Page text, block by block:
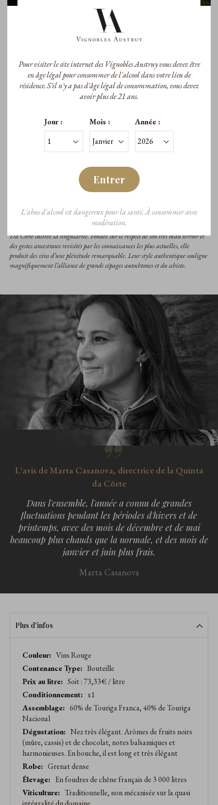
Pour visiter le site internet des Vignobles Austruy vous devez être
en âge légal pour consommer de l'alcool dans votre lieu de
résidence. S'il n'y a pas d'âge légal de consommation, vous devez
avoir plus de 21 ans.
Jour : Mois : Année :
Entrer
L'abus d'alcool est dangereux pour la santé. À consommer avec
modération.
Située dans le triangle d’or des quintas les plus réputées au monde, la Quinta
Da Côrte cultive sa singularité. Fondée sur le respect de son très beau terroir et
des gestes ancestraux revisités par les connaissances les plus actuelles, elle
produit des vins d’une plénitude remarquable. Leur style authentique souligne
magnifiquement l’alliance de grands cépages autochtones et du schiste.
L'avis de Marta Casanova, directrice de la Quinta
da Côrte
Dans l'ensemble, l'année a connu de grandes
fluctuations pendant les périodes d'hivers et de
printemps, avec des mois de décembre et de mai
beaucoup plus chauds que la normale, et des mois de
janvier et juin plus frais.
Marta Casanova
Plus d'infos
Caractéristiques
produit
Vins Rouge
Bouteille
Soit : 73,33€ / litre
x1
60% de Touriga Franca, 40% de Touriga
Nacional
Nez très élégant. Arômes de fruits noirs
(mûre, cassis) et de chocolat, notes balsamiques et
harmonieuses. En bouche, il est long et très élégant
Grenat dense
En foudres de chêne français de 3 000 litres
Traditionnelle, non mécanisée sur la quasi